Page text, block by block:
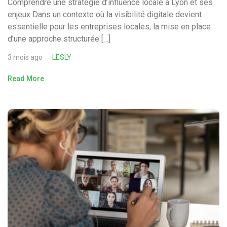
Comprendre une stratégie d’influence locale à Lyon et ses
enjeux Dans un contexte où la visibilité digitale devient
essentielle pour les entreprises locales, la mise en place
d’une approche structurée […]
3 mois ago LESLY
Read More